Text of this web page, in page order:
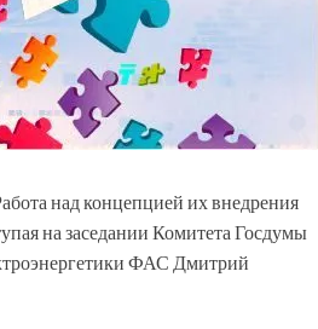
над концепцией их внедрения
на заседании Комитета Госдумы
ФАС Дмитрий